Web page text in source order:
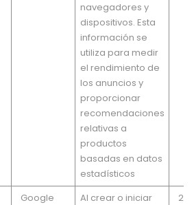
navegadores y
dispositivos. Esta
información se
utiliza para medir
el rendimiento de
los anuncios y
proporcionar
recomendaciones
relativas a
productos
basadas en datos
estadísticos
Google
Al crear o iniciar
2